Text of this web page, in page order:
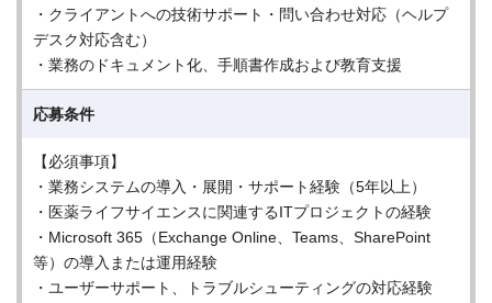
・クライアントへの技術サポート・問い合わせ対応（ヘルプ
デスク対応含む）
・業務のドキュメント化、手順書作成および教育支援
応募条件
【必須事項】
・業務システムの導入・展開・サポート経験（5年以上）
・医薬ライフサイエンスに関連するITプロジェクトの経験
・Microsoft 365（Exchange Online、Teams、SharePoint
等）の導入または運用経験
・ユーザーサポート、トラブルシューティングの対応経験